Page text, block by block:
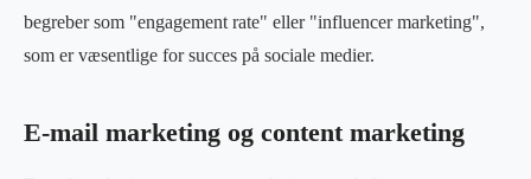
begreber som "engagement rate" eller "influencer marketing",
som er væsentlige for succes på sociale medier.
E-mail marketing og content marketing